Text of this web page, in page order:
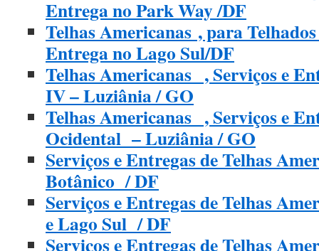
Entrega no Park Way /DF
Telhas Americanas , para
Entrega no Lago Sul/DF
Telhas Americanas , Serviços e
IV – Luziânia / GO
Telhas Americanas , Serviços e
Ocidental – Luziânia / GO
Serviços e Entregas de Telhas
Botânico / DF
Serviços e Entregas de Telhas
e Lago Sul / DF
Serviços e Entregas de Telhas